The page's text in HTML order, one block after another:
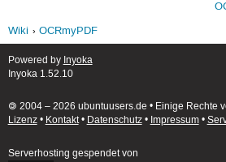
Wiki
OCRmyPDF
Powered by Inyoka
Inyoka 1.52.10
🄯 2004 – 2026 ubuntuusers.de • Einige Rechte
Lizenz• Kontakt• Datenschutz• Impressum•
Serverhosting gespendet von